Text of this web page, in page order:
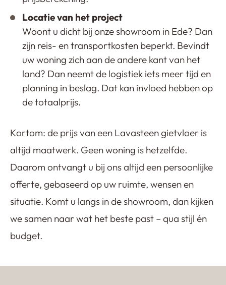
Locatie van het project
Woont u dicht bij onze showroom in Ede? Dan
zijn reis- en transportkosten beperkt. Bevindt
uw woning zich aan de andere kant van het
land? Dan neemt de logistiek iets meer tijd en
planning in beslag. Dat kan invloed hebben op
de totaalprijs.
Kortom: de prijs van een Lavasteen gietvloer is
altijd maatwerk. Geen woning is hetzelfde.
Daarom ontvangt u bij ons altijd een persoonlijke
offerte, gebaseerd op uw ruimte, wensen en
situatie. Komt u langs in de showroom, dan kijken
we samen naar wat het beste past – qua stijl én
budget.